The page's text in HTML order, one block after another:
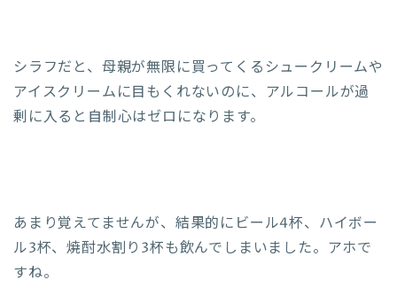
シラフだと、母親が無限に買ってくるシュークリームや
アイスクリームに目もくれないのに、アルコールが過
剰に入ると自制心はゼロになります。
あまり覚えてませんが、結果的にビール4杯、ハイボー
ル3杯、焼酎水割り3杯も飲んでしまいました。アホで
すね。